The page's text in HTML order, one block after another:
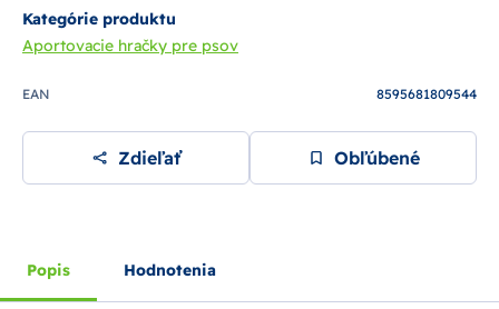
Kategórie produktu
Aportovacie hračky pre psov
EAN 8595681809544
Zdieľať Obľúbené
Popis Hodnotenia